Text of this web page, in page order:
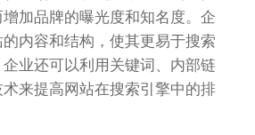
加品牌的曝光度和知名度。企
内容和结构，使其更易于搜索
业还可以利用关键词、内部链
来提高网站在搜索引擎中的排